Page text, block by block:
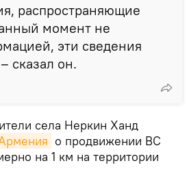
распространяющие
момент не
эти сведения
сказал он.
села Неркин Ханд
о продвижении ВС
на 1 км на территории